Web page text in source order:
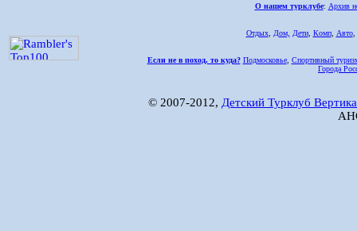
О нашем турклубе: Архив
Отдых, Дом, Дети, Комп, Авто,
Если не в поход, то куда? Подмосковье, Спортивный
Города
© 2007-2012, Детский Турклуб